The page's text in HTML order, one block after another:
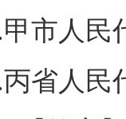
人民代
人民代